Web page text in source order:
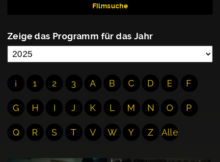
Filmsuche
Zeige das Programm für das Jahr
¡ 1 2 3 A B C D E F
G H I J K L M N O P
Q R S T V W Y Z Alle